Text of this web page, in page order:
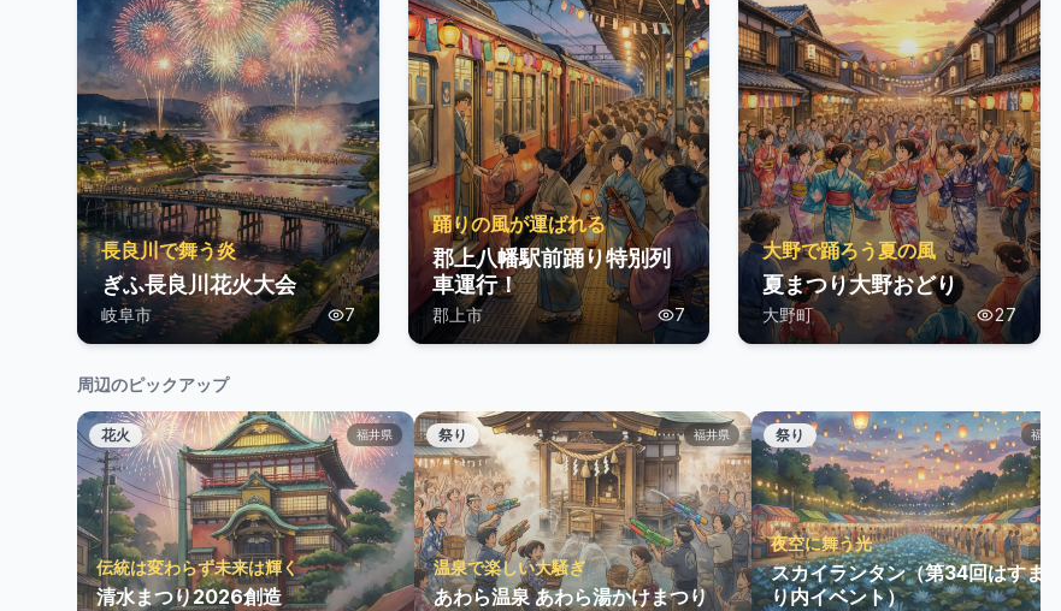
長良川で舞う炎
ぎふ長良川花火大会
岐阜市 7
踊りの風が運ばれる
郡上八幡駅前踊り特別列
車運行！
郡上市 7
大野で踊ろう夏の風
夏まつり大野おどり
大野町 27
周辺のピックアップ
花火 福井県
伝統は変わらず未来は輝く
清水まつり2026創造
祭り 福井県
温泉で楽しい大騒ぎ
あわら温泉 あわら湯かけまつり
祭り 福井県
夜空に舞う光
スカイランタン（第34回はすまつ
り内イベント）